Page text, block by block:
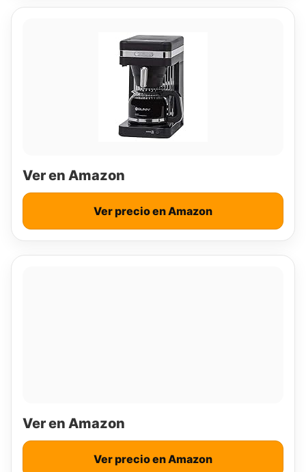
Ver en Amazon
Ver precio en Amazon
Ver en Amazon
Ver precio en Amazon